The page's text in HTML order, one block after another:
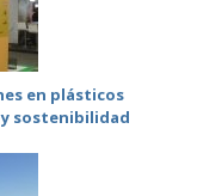
en plásticos
sostenibilidad